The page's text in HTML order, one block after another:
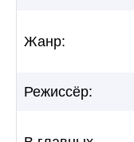
Жанр:
Режиссёр: